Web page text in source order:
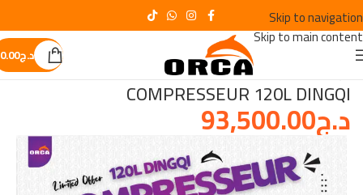
Skip to navigation
Skip to main content
د.ج0.00
Le plus demandès
COMPRESSEUR 120L DINGQI
د.ج93,500.00